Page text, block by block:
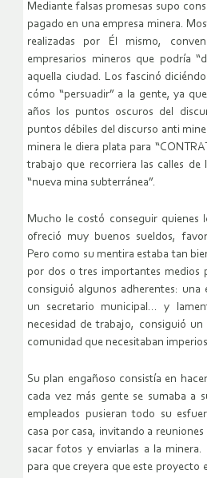
Mediante falsas promesas supo
pagado en una empresa minera.
realizadas por Él mismo,
empresarios mineros que podría
aquella ciudad. Los fascinó
cómo “persuadir” a la gente, ya
años los puntos oscuros del
puntos débiles del discurso anti
minera le diera plata para
trabajo que recorriera las calles de
“nueva mina subterránea”.
Mucho le costó conseguir quienes
ofreció muy buenos sueldos,
Pero como su mentira estaba tan
por dos o tres importantes medios
consiguió algunos adherentes: una
un secretario municipal… y
necesidad de trabajo, consiguió
comunidad que necesitaban
Su plan engañoso consistía en
cada vez más gente se sumaba a
empleados pusieran todo su
casa por casa, invitando a
sacar fotos y enviarlas a la minera.
para que creyera que este proyecto